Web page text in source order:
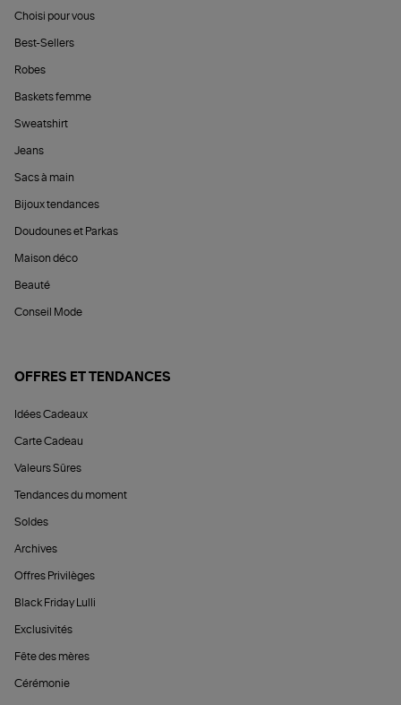
Choisi pour vous
Best-Sellers
Robes
Baskets femme
Sweatshirt
Jeans
Sacs à main
Bijoux tendances
Doudounes et Parkas
Maison déco
Beauté
Conseil Mode
OFFRES ET TENDANCES
Idées Cadeaux
Carte Cadeau
Valeurs Sûres
Tendances du moment
Soldes
Archives
Offres Privilèges
Black Friday Lulli
Exclusivités
Fête des mères
Cérémonie